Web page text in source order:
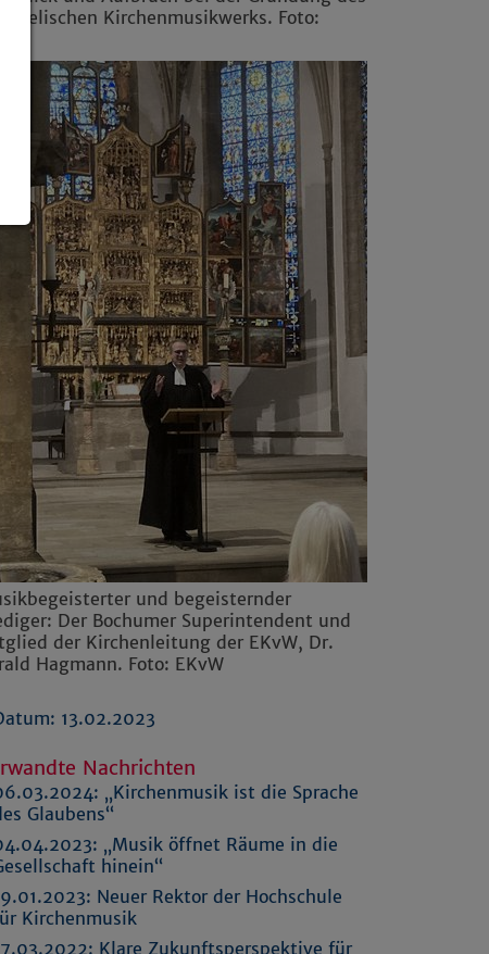
Kirchenmusikwerks. Foto:
und begeisternder
Der Bochumer Superintendent und
der Kirchenleitung der EKvW, Dr.
Hagmann. Foto: EKvW
13.02.2023
Nachrichten
„Kirchenmusik ist die Sprache
Glaubens“
„Musik öffnet Räume in die
hinein“
Neuer Rektor der Hochschule
Kirchenmusik
Klare Zukunftsperspektive für